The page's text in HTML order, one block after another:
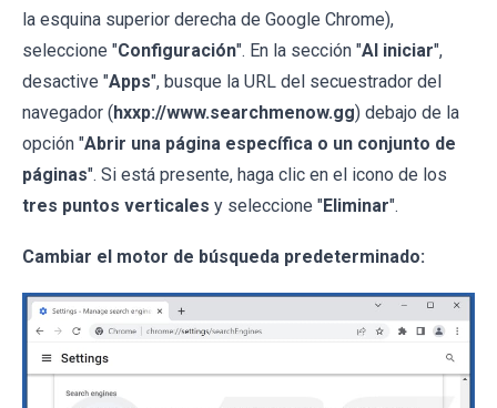
la esquina superior derecha de Google Chrome),
seleccione "Configuración". En la sección "Al iniciar",
desactive "Apps", busque la URL del secuestrador del
navegador ( hxxp://www.searchmenow.gg) debajo de la
opción "Abrir una página específica o un conjunto de
páginas". Si está presente, haga clic en el icono de los
tres puntos verticales y seleccione "Eliminar".
Cambiar el motor de búsqueda predeterminado: